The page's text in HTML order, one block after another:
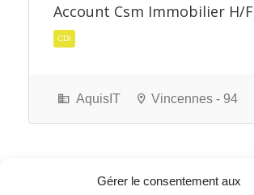
Gérer le consentement aux
Account Csm Immobilier H/F
AquisIT Vincennes - 94